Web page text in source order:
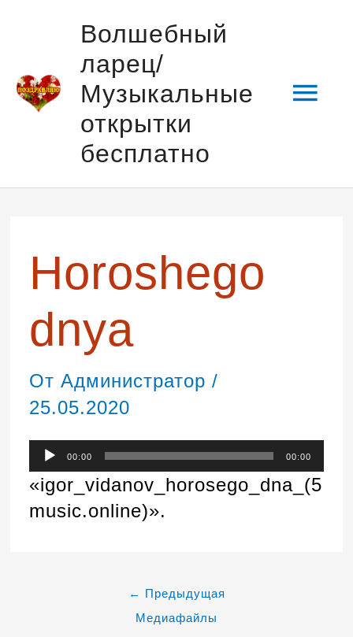
содержимому
Волшебный
ларец/
Музыкальные
открытки
бесплатно
Horoshego
dnya
От Администратор /
25.05.2020
Аудиоплеер
00:00 00:00
«igor_vidanov_horosego_dna_(5
music.online)».
←
Предыдущая
Медиафайлы